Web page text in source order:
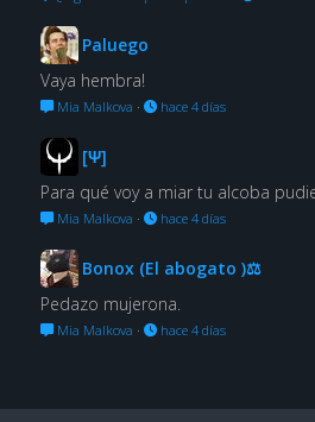
Paluego
Vaya hembra!
Mia Malkova · hace 4 días
[Ψ]
Para qué voy a miar tu alcoba
Mia Malkova · hace 4 días
Bonox (El abogato )⚖
Pedazo mujerona.
Mia Malkova · hace 4 días